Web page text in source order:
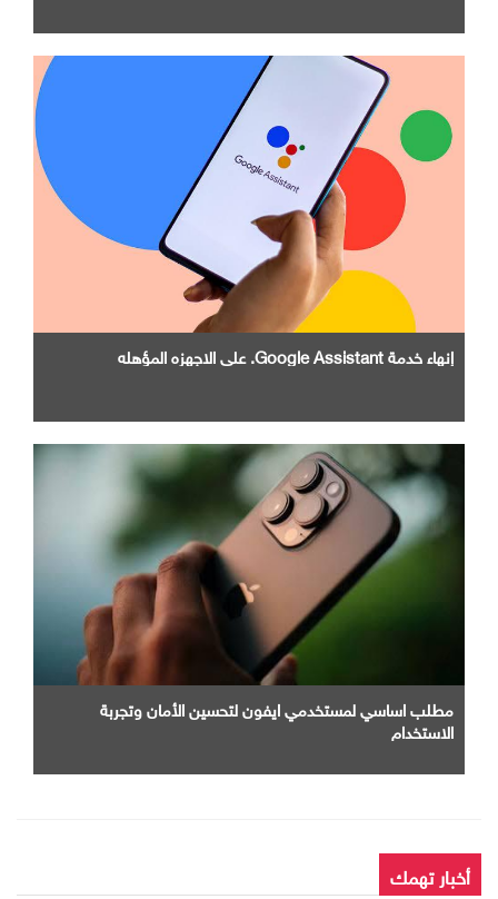
إنهاء خدمة Google Assistant. علي الاجهزه المؤهله
مطلب اساسي لمستخدمي ايفون لتحسين الأمان وتجربة
الاستخدام
أخبار تهمك